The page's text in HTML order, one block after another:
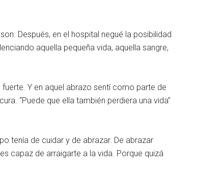
Después, en el hospital negué la posibilidad
aquella pequeña vida, aquella sangre,
Y en aquel abrazo sentí como parte de
“Puede que ella también perdiera una vida”
tenía de cuidar y de abrazar. De abrazar
capaz de arraigarte a la vida. Porque quizá